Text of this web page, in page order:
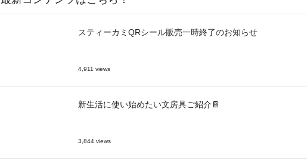
スティーカミQRシール販売一時終了のお知らせ
4,911 views
新生活に使い始めたい文房具ご紹介📔
3,844 views